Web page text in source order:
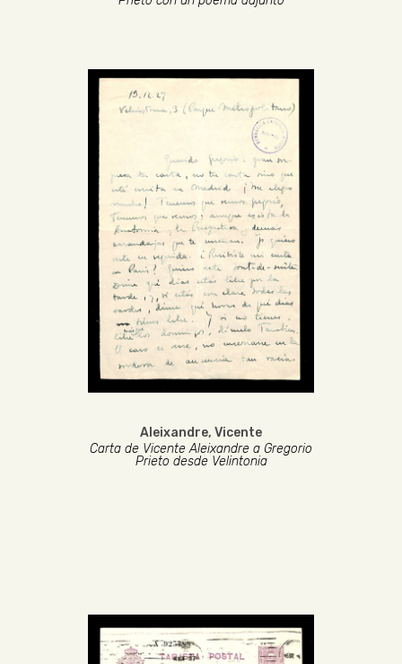
Aleixandre, Vicente
Carta de Vicente Aleixandre a Gregorio
Prieto desde Velintonia